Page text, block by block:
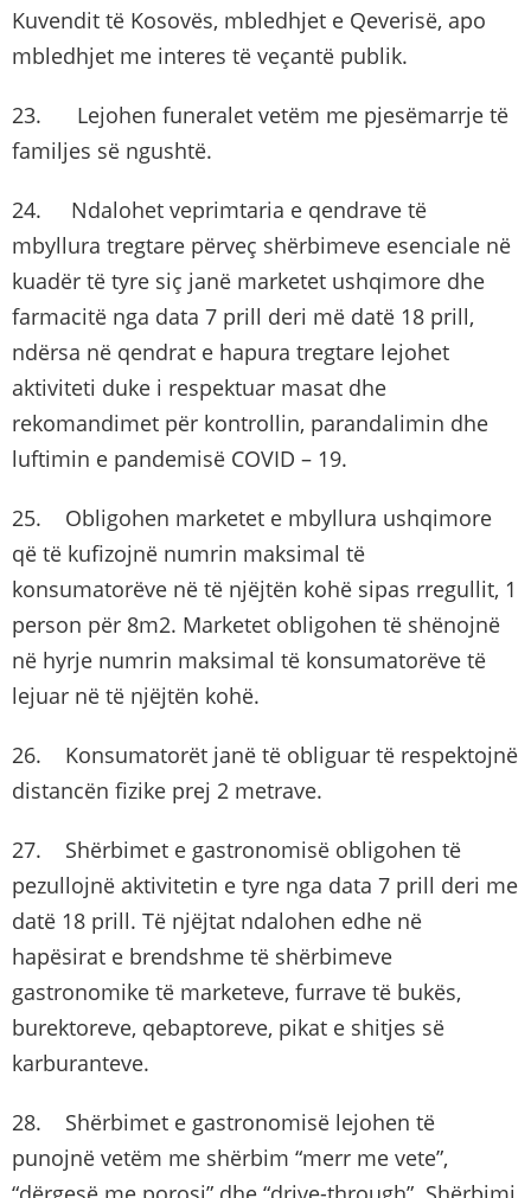
Kuvendit të Kosovës, mbledhjet e Qeverisë, apo
mbledhjet me interes të veçantë publik.
23. Lejohen funeralet vetëm me pjesëmarrje të
familjes së ngushtë.
24. Ndalohet veprimtaria e qendrave të
mbyllura tregtare përveç shërbimeve esenciale në
kuadër të tyre siç janë marketet ushqimore dhe
farmacitë nga data 7 prill deri më datë 18 prill,
ndërsa në qendrat e hapura tregtare lejohet
aktiviteti duke i respektuar masat dhe
rekomandimet për kontrollin, parandalimin dhe
luftimin e pandemisë COVID – 19.
25. Obligohen marketet e mbyllura ushqimore
që të kufizojnë numrin maksimal të
konsumatorëve në të njëjtën kohë sipas rregullit, 1
person për 8m2. Marketet obligohen të shënojnë
në hyrje numrin maksimal të konsumatorëve të
lejuar në të njëjtën kohë.
26. Konsumatorët janë të obliguar të respektojnë
distancën fizike prej 2 metrave.
27. Shërbimet e gastronomisë obligohen të
pezullojnë aktivitetin e tyre nga data 7 prill deri me
datë 18 prill. Të njëjtat ndalohen edhe në
hapësirat e brendshme të shërbimeve
gastronomike të marketeve, furrave të bukës,
burektoreve, qebaptoreve, pikat e shitjes së
karburanteve.
28. Shërbimet e gastronomisë lejohen të
punojnë vetëm me shërbim “merr me vete”,